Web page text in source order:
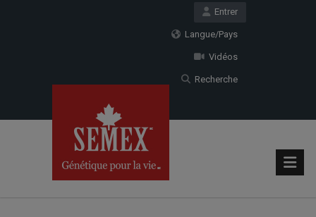
Entrer
Langue/Pays
Vidéos
Recherche